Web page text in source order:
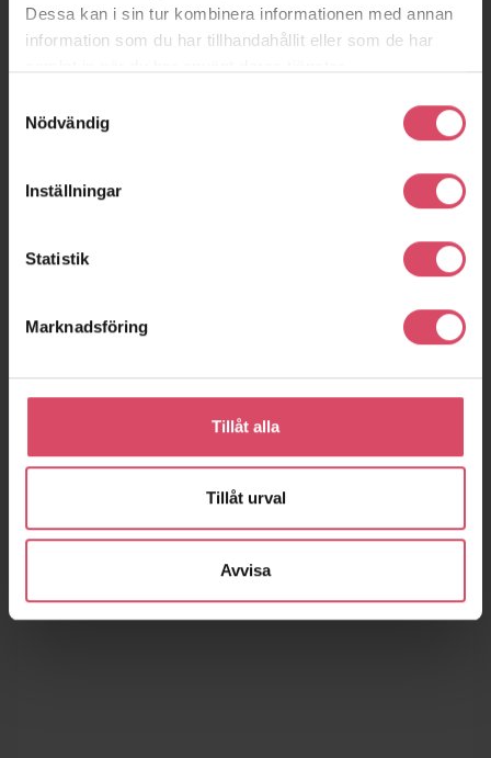
Dessa kan i sin tur kombinera informationen med annan
information som du har tillhandahållit eller som de har
Nödvändig
Inställningar
Statistik
Marknadsföring
Tillåt alla
Tillåt urval
Avvisa